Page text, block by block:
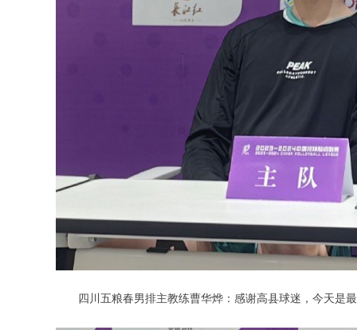
四川五粮春男排主教练曹华烨：感谢高县球迷，今天是最